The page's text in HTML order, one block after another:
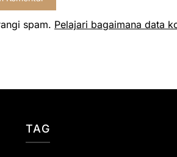
spam. Pelajari bagaimana data
TAG